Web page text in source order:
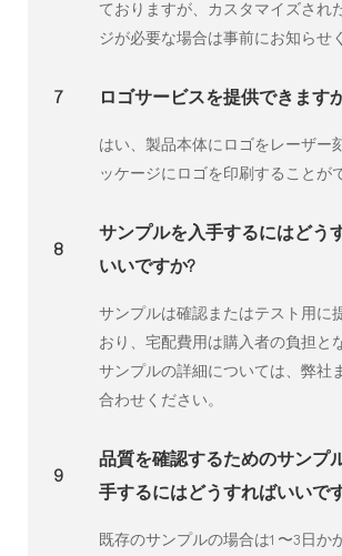
ておりますが、カスタマイズされ
ジが必要な場合は事前にお知らせ
7 ロゴサービスを提供できます
はい、製品本体にロゴをレーザー
ッケージにロゴを印刷することが
8
サンプルを入手するにはどう
いいですか?
サンプルは確認またはテスト用に
おり、宅配費用は購入者の負担と
サンプルの詳細については、弊社
合わせください。
9
品質を確認するためのサンプ
手するにはどうすればいいで
既存のサンプルの場合は1〜3日か